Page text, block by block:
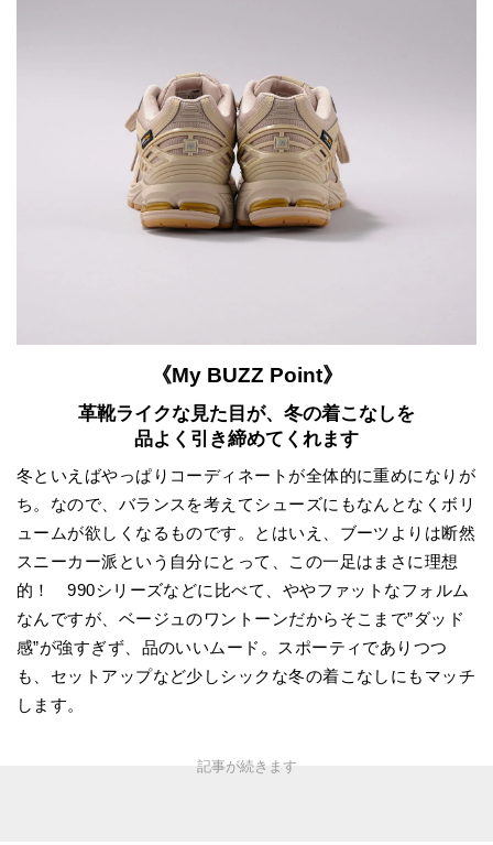
《My BUZZ Point》
革靴ライクな見た目が、冬の着こなしを
品よく引き締めてくれます
冬といえばやっぱりコーディネートが全体的に重めになりが
ち。なので、バランスを考えてシューズにもなんとなくボリ
ュームが欲しくなるものです。とはいえ、ブーツよりは断然
スニーカー派という自分にとって、この一足はまさに理想
的！ 990シリーズなどに比べて、ややファットなフォルム
なんですが、ベージュのワントーンだからそこまで”ダッド
感”が強すぎず、品のいいムード。スポーティでありつつ
も、セットアップなど少しシックな冬の着こなしにもマッチ
します。